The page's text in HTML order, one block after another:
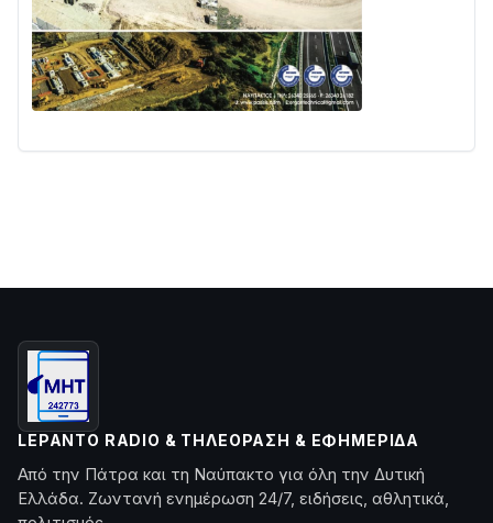
LEPANTO RADIO & ΤΗΛΕΌΡΑΣΗ & ΕΦΗΜΕΡΊΔΑ
Από την Πάτρα και τη Ναύπακτο για όλη την Δυτική
Ελλάδα. Ζωντανή ενημέρωση 24/7, ειδήσεις, αθλητικά,